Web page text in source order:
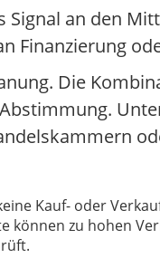
an den
Finanzierung
Die
Kauf- oder
können zu hohen